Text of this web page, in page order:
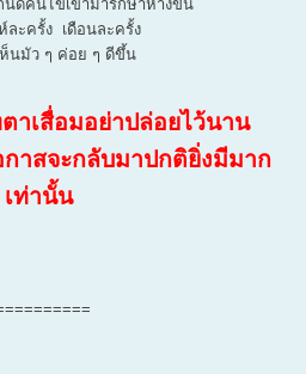
นัดคนไข้เข้ามารักษาห่างขึ้น
ละครั้ง เดือนละครั้ง
ห็นมัว ๆ ค่อย ๆ ดีขึ้น
าเสื่อมอย่าปล่อยไว้นาน
กาสจะกลับมาปกติยิ่งมีมาก
เท่านั้น